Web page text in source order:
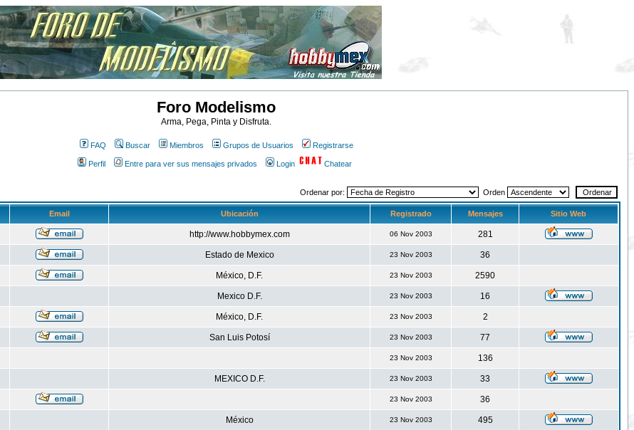
Foro Modelismo
Arma, Pega, Pinta y Disfruta.
FAQ Buscar Miembros Grupos de Usuarios Registrarse
Perfil Entre para ver sus mensajes privados Login Chatear
Ordenar por: Orden
Email Ubicación Registrado Mensajes Sitio Web
http://www.hobbymex.com 06 Nov 2003 281
Estado de Mexico 23 Nov 2003 36
México, D.F. 23 Nov 2003 2590
Mexico D.F. 23 Nov 2003 16
México, D.F. 23 Nov 2003 2
San Luis Potosí 23 Nov 2003 77
23 Nov 2003 136
MEXICO D.F. 23 Nov 2003 33
23 Nov 2003 36
México 23 Nov 2003 495